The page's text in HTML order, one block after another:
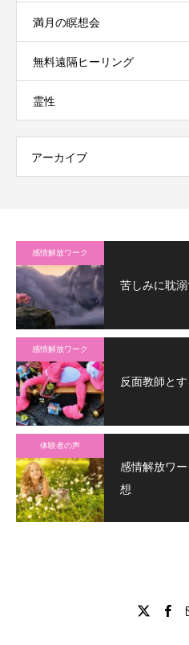
満月の瞑想会
無料遠隔ヒーリング
霊性
アーカイブ
感情解放ワーク
苦しみに耽
感情解放ワーク
反面教師と
体験者の声
感情解放ワ
想